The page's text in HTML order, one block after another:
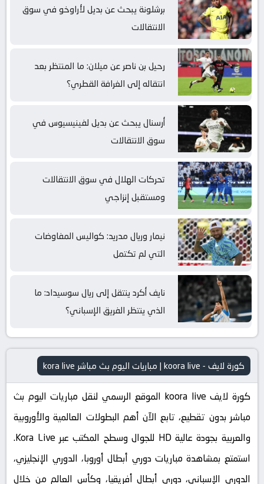
برشلونة يبحث عن بديل لأراوخو في سوق
الانتقالات
رحيل بن ناصر عن ميلان: ما المنتظر بعد
انتقاله إلى الغرافة القطري؟
أرسنال يبحث عن بديل لفينيسيوس في
سوق الانتقالات
تحركات الهلال في سوق الانتقالات
ومستقبل إنزاجي
نيمار وريال مدريد: كواليس المفاوضات
التي لم تكتمل
نايف أكرد ينتقل إلى ريال سوسيداد: ما
الذي ينتظر الفريق الإسباني؟
كورة لايف - koora live | مباريات اليوم بث مباشر kora live
كورة لايف koora live الموقع الرسمي لنقل مباريات اليوم بث
مباشر بدون تقطيع، تابع الآن أهم البطولات العالمية والأوروبية
والعربية بجودة عالية HD للجوال وسطح المكتب عبر Kora Live.
استمتع بمشاهدة مباريات دوري أبطال أوروبا، الدوري الإنجليزي،
الدوري الإسباني، دوري أبطال أفريقيا، وكأس العالم من خلال